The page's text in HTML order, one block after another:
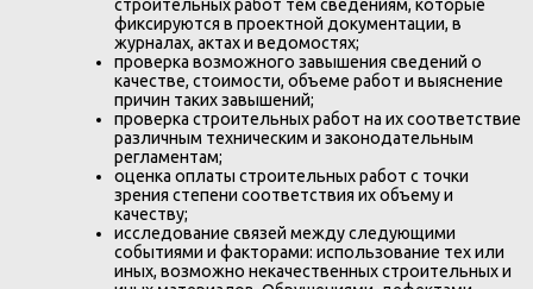
строительных работ тем сведениям, которые
фиксируются в проектной документации, в
журналах, актах и ведомостях;
проверка возможного завышения сведений о
качестве, стоимости, объеме работ и выяснение
причин таких завышений;
проверка строительных работ на их соответствие
различным техническим и законодательным
регламентам;
оценка оплаты строительных работ с точки
зрения степени соответствия их объему и
качеству;
исследование связей между следующими
событиями и факторами: использование тех или
иных, возможно некачественных строительных и